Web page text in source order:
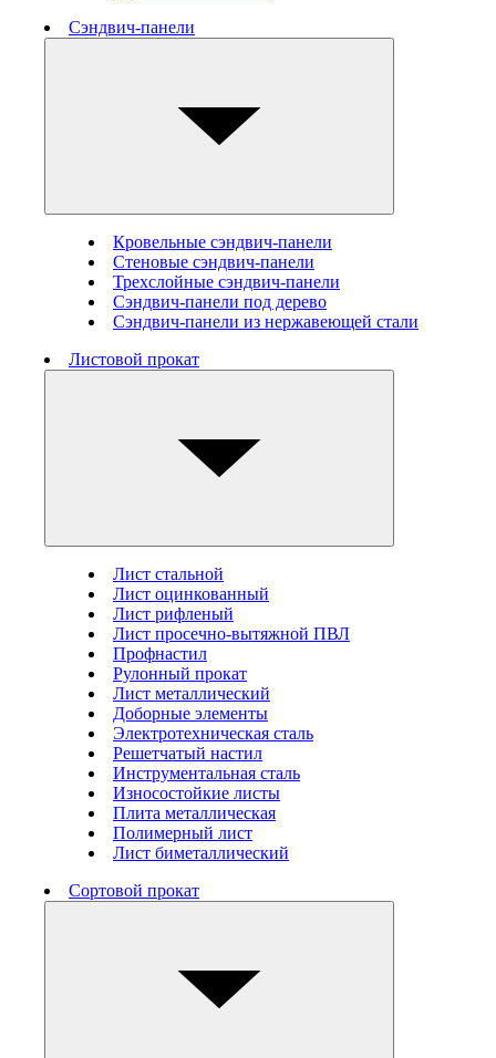
Сэндвич-панели
Кровельные сэндвич-панели
Стеновые cэндвич-панели
Трехслойные сэндвич-панели
Сэндвич-панели под дерево
Сэндвич-панели из нержавеющей стали
Листовой прокат
Лист стальной
Лист оцинкованный
Лист рифленый
Лист просечно-вытяжной ПВЛ
Профнастил
Рулонный прокат
Лист металлический
Доборные элементы
Электротехническая сталь
Решетчатый настил
Инструментальная сталь
Износостойкие листы
Плита металлическая
Полимерный лист
Лист биметаллический
Сортовой прокат